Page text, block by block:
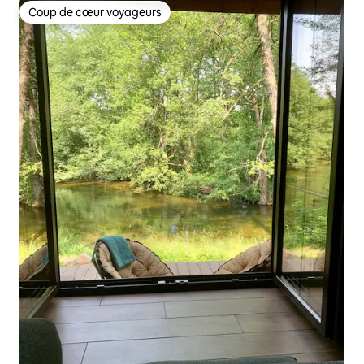
Coup de cœur voyageurs
Coup de cœur voyageurs